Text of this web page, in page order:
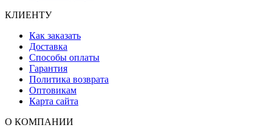
КЛИЕНТУ
Как заказать
Доставка
Способы оплаты
Гарантия
Политика возврата
Оптовикам
Карта сайта
О КОМПАНИИ